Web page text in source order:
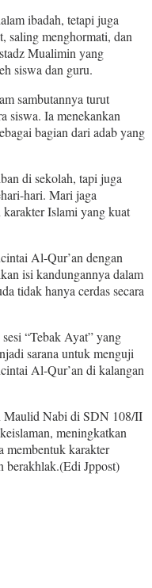
ibadah, tetapi juga
saling menghormati, dan
Mualimin yang
siswa dan guru.
sambutannya turut
siswa. Ia menekankan
bagian dari adab yang
di sekolah, tapi juga
hari. Mari jaga
karakter Islami yang kuat
Al-Qur’an dengan
isi kandungannya dalam
tidak hanya cerdas secara
“Tebak Ayat” yang
sarana untuk menguji
Al-Qur’an di kalangan
Maulid Nabi di SDN 108/II
meningkatkan
membentuk karakter
berakhlak.(Edi Jppost)